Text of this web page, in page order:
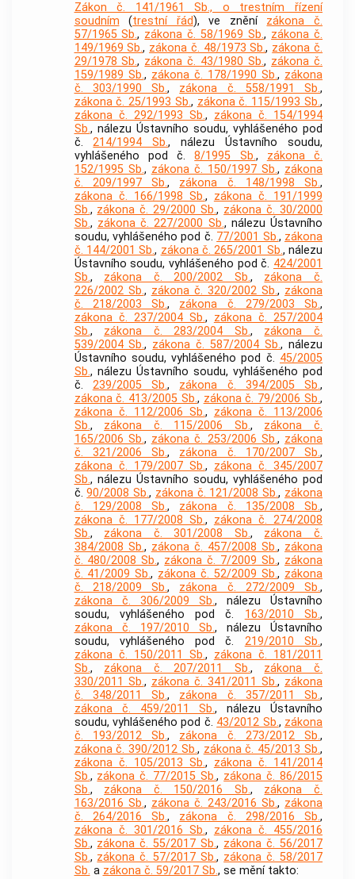
Zákon č. 141/1961 Sb., o trestním řízení
soudním (trestní řád), ve znění zákona č.
57/1965 Sb., zákona č. 58/1969 Sb., zákona č.
149/1969 Sb., zákona č. 48/1973 Sb., zákona č.
29/1978 Sb., zákona č. 43/1980 Sb., zákona č.
159/1989 Sb., zákona č. 178/1990 Sb., zákona
č. 303/1990 Sb., zákona č. 558/1991 Sb.,
zákona č. 25/1993 Sb., zákona č. 115/1993 Sb.,
zákona č. 292/1993 Sb., zákona č. 154/1994
Sb., nálezu Ústavního soudu, vyhlášeného pod
č.214/1994 Sb., nálezu Ústavního soudu,
vyhlášeného pod č.8/1995 Sb., zákona č.
152/1995 Sb., zákona č. 150/1997 Sb., zákona
č. 209/1997 Sb., zákona č. 148/1998 Sb.,
zákona č. 166/1998 Sb., zákona č. 191/1999
Sb., zákona č. 29/2000 Sb., zákona č. 30/2000
Sb., zákona č. 227/2000 Sb., nálezu Ústavního
soudu, vyhlášeného pod č. 77/2001 Sb., zákona
č. 144/2001 Sb., zákona č. 265/2001 Sb., nálezu
Ústavního soudu, vyhlášeného pod č. 424/2001
Sb., zákona č. 200/2002 Sb., zákona č.
226/2002 Sb., zákona č. 320/2002 Sb., zákona
č. 218/2003 Sb., zákona č. 279/2003 Sb.,
zákona č. 237/2004 Sb., zákona č. 257/2004
Sb., zákona č. 283/2004 Sb., zákona č.
539/2004 Sb., zákona č. 587/2004 Sb., nálezu
Ústavního soudu, vyhlášeného pod č. 45/2005
Sb., nálezu Ústavního soudu, vyhlášeného pod
č. 239/2005 Sb., zákona č. 394/2005 Sb.,
zákona č. 413/2005 Sb., zákona č. 79/2006 Sb.,
zákona č. 112/2006 Sb., zákona č. 113/2006
Sb., zákona č. 115/2006 Sb., zákona č.
165/2006 Sb., zákona č. 253/2006 Sb., zákona
č. 321/2006 Sb., zákona č. 170/2007 Sb.,
zákona č. 179/2007 Sb., zákona č. 345/2007
Sb., nálezu Ústavního soudu, vyhlášeného pod
č.90/2008 Sb., zákona č. 121/2008 Sb., zákona
č. 129/2008 Sb., zákona č. 135/2008 Sb.,
zákona č. 177/2008 Sb., zákona č. 274/2008
Sb., zákona č. 301/2008 Sb., zákona č.
384/2008 Sb., zákona č. 457/2008 Sb., zákona
č. 480/2008 Sb., zákona č. 7/2009 Sb., zákona
č. 41/2009 Sb., zákona č. 52/2009 Sb., zákona
č. 218/2009 Sb., zákona č. 272/2009 Sb.,
zákona č. 306/2009 Sb., nálezu Ústavního
soudu, vyhlášeného pod č. 163/2010 Sb.,
zákona č. 197/2010 Sb., nálezu Ústavního
soudu, vyhlášeného pod č. 219/2010 Sb.,
zákona č. 150/2011 Sb., zákona č. 181/2011
Sb., zákona č. 207/2011 Sb., zákona č.
330/2011 Sb., zákona č. 341/2011 Sb., zákona
č. 348/2011 Sb., zákona č. 357/2011 Sb.,
zákona č. 459/2011 Sb., nálezu Ústavního
soudu, vyhlášeného pod č. 43/2012 Sb., zákona
č. 193/2012 Sb., zákona č. 273/2012 Sb.,
zákona č. 390/2012 Sb., zákona č. 45/2013 Sb.,
zákona č. 105/2013 Sb., zákona č. 141/2014
Sb., zákona č. 77/2015 Sb., zákona č. 86/2015
Sb., zákona č. 150/2016 Sb., zákona č.
163/2016 Sb., zákona č. 243/2016 Sb., zákona
č. 264/2016 Sb., zákona č. 298/2016 Sb.,
zákona č. 301/2016 Sb., zákona č. 455/2016
Sb., zákona č. 55/2017 Sb., zákona č. 56/2017
Sb., zákona č. 57/2017 Sb., zákona č. 58/2017
Sb. a zákona č. 59/2017 Sb., se mění takto: